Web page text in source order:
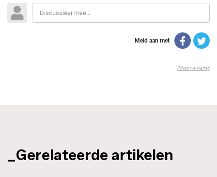
_Gerelateerde artikelen